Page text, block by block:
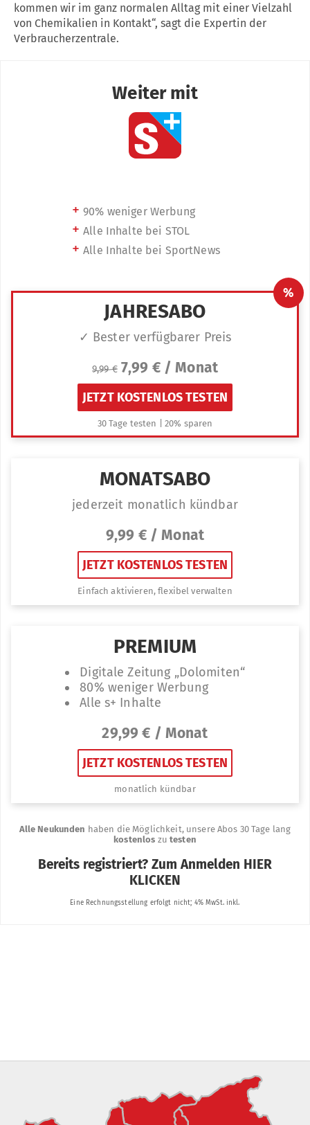
kommen wir im ganz normalen Alltag mit einer Vielzahl
von Chemikalien in Kontakt“, sagt die Expertin der
Verbraucherzentrale.